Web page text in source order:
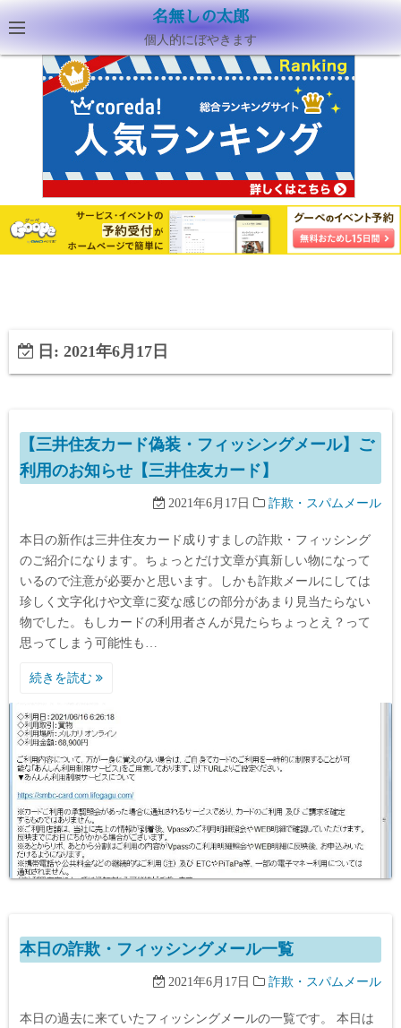
名無しの太郎
個人的にぼやきます
日: 2021年6月17日
【三井住友カード偽装・フィッシングメール】ご
利用のお知らせ【三井住友カード】
2021年6月17日 詐欺・スパムメール
本日の新作は三井住友カード成りすましの詐欺・フィッシング
のご紹介になります。ちょっとだけ文章が真新しい物になって
いるので注意が必要かと思います。しかも詐欺メールにしては
珍しく文字化けや文章に変な感じの部分があまり見当たらない
物でした。もしカードの利用者さんが見たらちょっとえ？って
思ってしまう可能性も…
続きを読む
本日の詐欺・フィッシングメール一覧
2021年6月17日 詐欺・スパムメール
本日の過去に来ていたフィッシングメールの一覧です。 本日は